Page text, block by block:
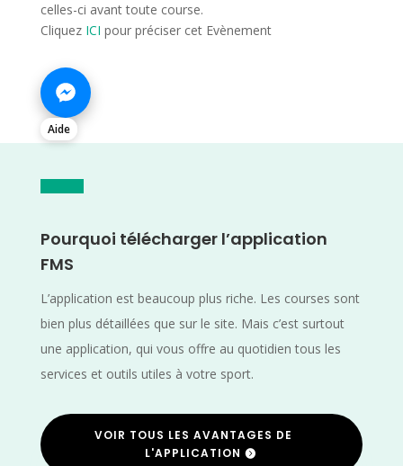
celles-ci avant toute course.
Cliquez ICI pour préciser cet Evènement
Aide
Pourquoi télécharger l’application
FMS
L’application est beaucoup plus riche. Les courses sont
bien plus détaillées que sur le site. Mais c’est surtout
une application, qui vous offre au quotidien tous les
services et outils utiles à votre sport.
VOIR TOUS LES AVANTAGES DE
L'APPLICATION